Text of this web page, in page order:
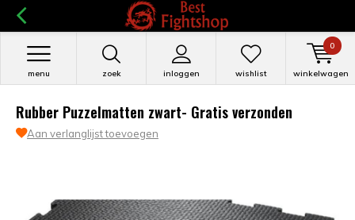
zoek inloggen
menu wishlist winkelwagen
0
Rubber Puzzelmatten zwart- Gratis verzonden
Aan verlanglijst toevoegen